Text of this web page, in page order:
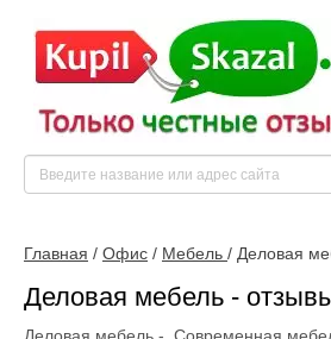
Главная / Офис / Мебель / Деловая
Деловая мебель -